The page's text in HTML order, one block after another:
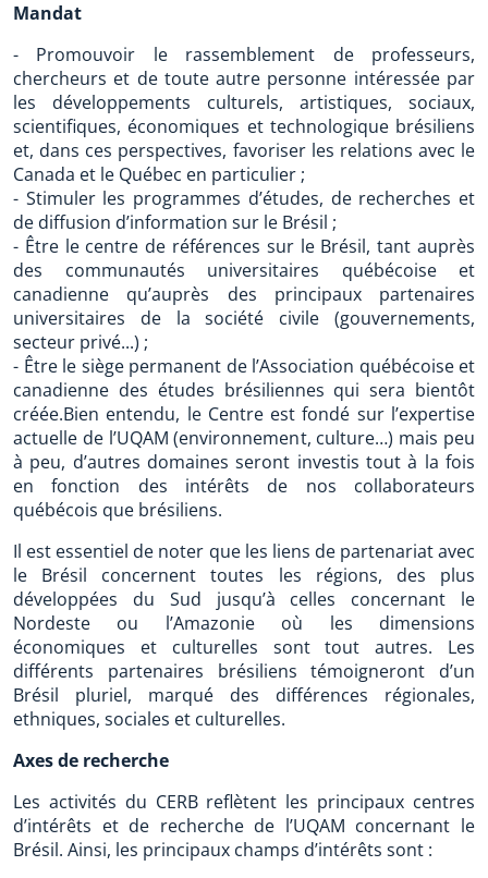
Mandat
- Promouvoir le rassemblement de professeurs,
chercheurs et de toute autre personne intéressée par
les développements culturels, artistiques, sociaux,
scientifiques, économiques et technologique brésiliens
et, dans ces perspectives, favoriser les relations avec le
Canada et le Québec en particulier ;
- Stimuler les programmes d’études, de recherches et
de diffusion d’information sur le Brésil ;
- Être le centre de références sur le Brésil, tant auprès
des communautés universitaires québécoise et
canadienne qu’auprès des principaux partenaires
universitaires de la société civile (gouvernements,
secteur privé...) ;
- Être le siège permanent de l’Association québécoise et
canadienne des études brésiliennes qui sera bientôt
créée.Bien entendu, le Centre est fondé sur l’expertise
actuelle de l’UQAM (environnement, culture…) mais peu
à peu, d’autres domaines seront investis tout à la fois
en fonction des intérêts de nos collaborateurs
québécois que brésiliens.
Il est essentiel de noter que les liens de partenariat avec
le Brésil concernent toutes les régions, des plus
développées du Sud jusqu’à celles concernant le
Nordeste ou l’Amazonie où les dimensions
économiques et culturelles sont tout autres. Les
différents partenaires brésiliens témoigneront d’un
Brésil pluriel, marqué des différences régionales,
ethniques, sociales et culturelles.
Axes de recherche
Les activités du CERB reflètent les principaux centres
d’intérêts et de recherche de l’UQAM concernant le
Brésil. Ainsi, les principaux champs d’intérêts sont :